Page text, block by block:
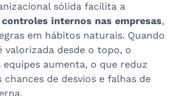
sólida facilita a
internos nas empresas,
em hábitos naturais. Quando
valorizada desde o topo, o
equipes aumenta, o que reduz
de desvios e falhas de